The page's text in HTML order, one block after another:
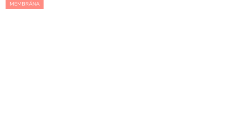
MEMBRÁNA